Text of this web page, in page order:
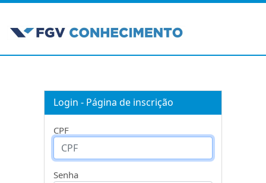
Login - Página de inscrição
CPF
Senha